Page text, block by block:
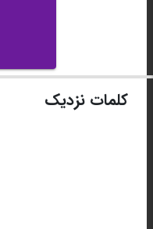
کلمات نزدیک